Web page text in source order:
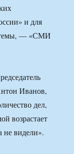
и для
темы, — «СМИ
Иванов,
дел,
возрастает
не видели».